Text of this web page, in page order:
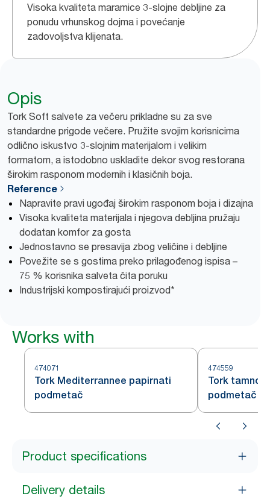
Visoka kvaliteta maramice 3-slojne debljine za
ponudu vrhunskog dojma i povećanje
zadovoljstva klijenata.
Opis
Tork Soft salvete za večeru prikladne su za sve
standardne prigode večere. Pružite svojim korisnicima
odlično iskustvo 3-slojnim materijalom i velikim
formatom, a istodobno uskladite dekor svog restorana
širokim rasponom modernih i klasičnih boja.
Reference
Napravite pravi ugođaj širokim rasponom boja i dizajna
Visoka kvaliteta materijala i njegova debljina pružaju
dodatan komfor za gosta
Jednostavno se presavija zbog veličine i debljine
Povežite se s gostima preko prilagođenog ispisa –
75 % korisnika salveta čita poruku
Industrijski kompostirajući proizvod*
Works with
474071
Tork Mediterrannee papirnati
podmetač
474559
Tork
podmetač
Product specifications
Delivery details